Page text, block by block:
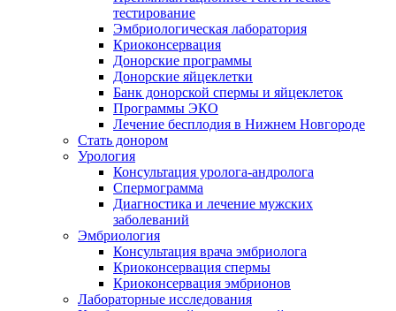
тестирование
Эмбриологическая лаборатория
Криоконсервация
Донорские программы
Донорские яйцеклетки
Банк донорской спермы и яйцеклеток
Программы ЭКО
Лечение бесплодия в Нижнем Новгороде
Стать донором
Урология
Консультация уролога-андролога
Спермограмма
Диагностика и лечение мужских
заболеваний
Эмбриология
Консультация врача эмбриолога
Криоконсервация спермы
Криоконсервация эмбрионов
Лабораторные исследования